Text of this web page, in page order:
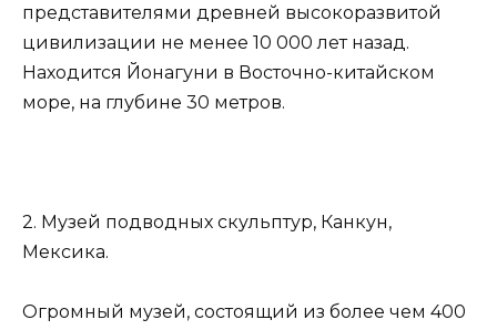
представителями древней высокоразвитой
цивилизации не менее 10 000 лет назад.
Находится Йонагуни в Восточно-китайском
море, на глубине 30 метров.
2. Музей подводных скульптур, Канкун,
Мексика.
Огромный музей, состоящий из более чем 400